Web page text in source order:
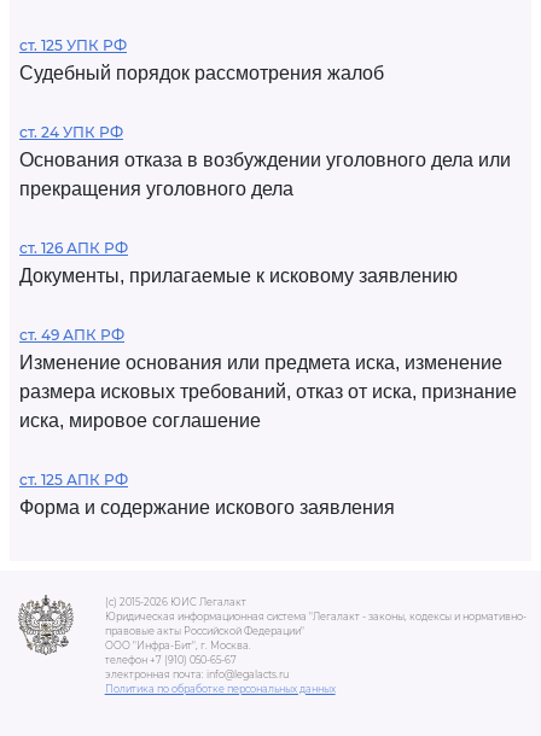
ст. 125 УПК РФ
Судебный порядок рассмотрения жалоб
ст. 24 УПК РФ
Основания отказа в возбуждении уголовного дела или
прекращения уголовного дела
ст. 126 АПК РФ
Документы, прилагаемые к исковому заявлению
ст. 49 АПК РФ
Изменение основания или предмета иска, изменение
размера исковых требований, отказ от иска, признание
иска, мировое соглашение
ст. 125 АПК РФ
Форма и содержание искового заявления
(c) 2015-2026 ЮИС Легалакт
Юридическая информационная система "Легалакт - законы, кодексы и нормативно-
правовые акты Российской Федерации"
ООО "Инфра-Бит", г. Москва.
телефон +7 (910) 050-65-67
электронная почта: info@legalacts.ru
Политика по обработке персональных данных